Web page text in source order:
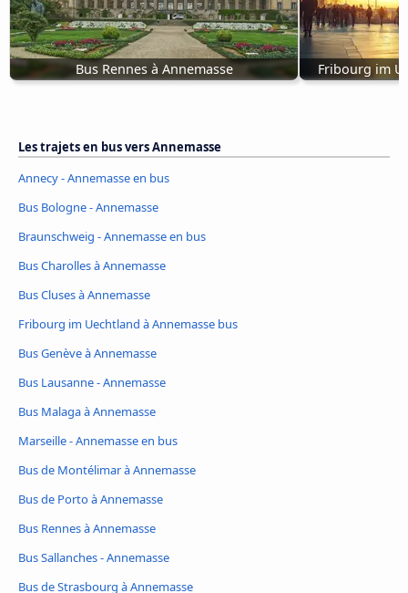
Bus Rennes à Annemasse Fribourg im
Les trajets en bus vers Annemasse
Annecy - Annemasse en bus
Bus Bologne - Annemasse
Braunschweig - Annemasse en bus
Bus Charolles à Annemasse
Bus Cluses à Annemasse
Fribourg im Uechtland à Annemasse bus
Bus Genève à Annemasse
Bus Lausanne - Annemasse
Bus Malaga à Annemasse
Marseille - Annemasse en bus
Bus de Montélimar à Annemasse
Bus de Porto à Annemasse
Bus Rennes à Annemasse
Bus Sallanches - Annemasse
Bus de Strasbourg à Annemasse